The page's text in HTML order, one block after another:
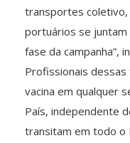
transportes
portuários se
fase da campanha”,
Profissionais
vacina em qualquer
País, independente
transitam em todo o